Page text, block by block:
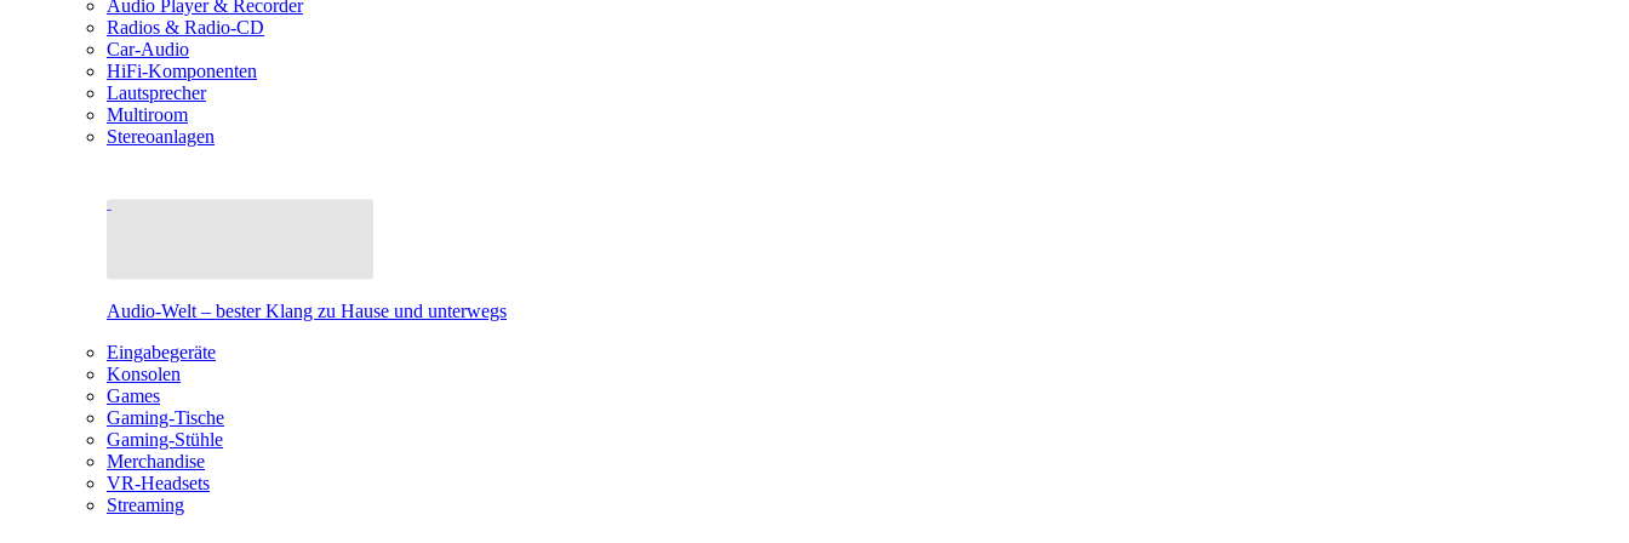
Audio Player & Recorder
Radios & Radio-CD
Car-Audio
HiFi-Komponenten
Lautsprecher
Multiroom
Stereoanlagen
Audio-Welt – bester Klang zu Hause und unterwegs
Eingabegeräte
Konsolen
Games
Gaming-Tische
Gaming-Stühle
Merchandise
VR-Headsets
Streaming